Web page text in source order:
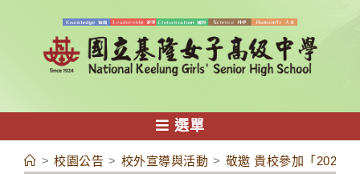
容
選單
> 校園公告 > 校外宣導與活動 > 敬邀 貴校參加「2026